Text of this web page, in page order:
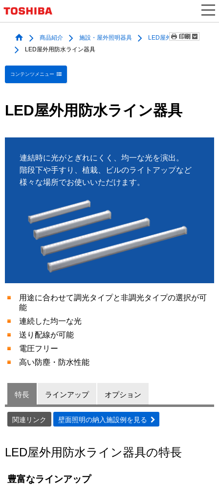
商品紹介 施設・屋外照明器具
LED屋外照明器具
LED屋外用防水ライン器具
コンテンツメニュー
LED屋外用防水ライン器具
連結時に光がとぎれにくく、 均一な光を演出。
階段下や手すり、 植栽、ビルのライトアップなど
様々な場所でお使いいただけます。
用途に合わせて調光タイプと非調光タイプの選択が可
能
連続した均一な光
送り配線が可能
電圧フリー
高い防塵・防水性能
特長 ラインアップ オプション
関連リンク 壁面照明の納入施設例を見る
LED屋外用防水ライン器具の特長
豊富なラインアップ